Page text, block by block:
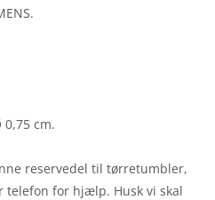
cm.
reservedel til tørretumbler,
telefon for hjælp. Husk vi skal